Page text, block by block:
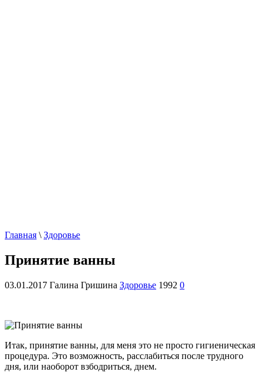
Главная \ Здоровье
Принятие ванны
03.01.2017 Галина Гришина Здоровье 1992 0
Итак, принятие ванны, для меня это не просто гигиеническая
процедура. Это возможность, расслабиться после трудного
дня, или наоборот взбодриться, днем.